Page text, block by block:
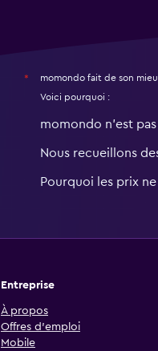
* momondo fait de son
Voici pourquoi :
momondo n'est
Nous recueillons
Pourquoi les prix ne
Entreprise
À propos
Offres d’emploi
Mobile